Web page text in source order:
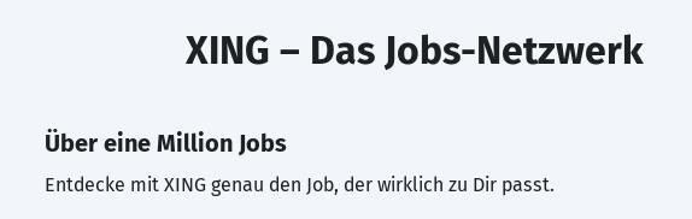
XING – Das Jobs-Netzwerk
Über eine Million Jobs
Entdecke mit XING genau den Job, der wirklich zu Dir passt.